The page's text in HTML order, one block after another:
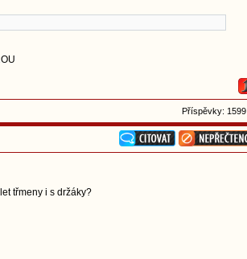
Příspěvky: 1599
třmeny i s držáky?